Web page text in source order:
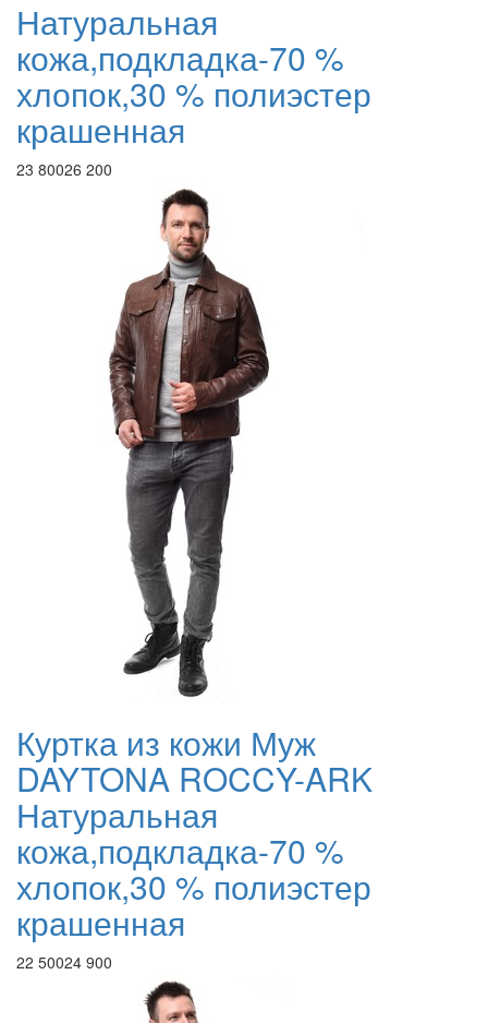
Натуральная
кожа,подкладка-70 %
хлопок,30 % полиэстер
крашенная
23 80026 200
Куртка из кожи Муж
DAYTONA ROCCY-ARK
Натуральная
кожа,подкладка-70 %
хлопок,30 % полиэстер
крашенная
22 50024 900